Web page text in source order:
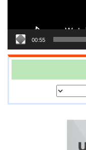
00:55